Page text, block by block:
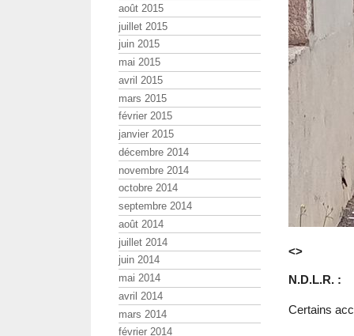
<>
N.D.L.R. :
Certains
août 2015
juillet 2015
juin 2015
mai 2015
avril 2015
mars 2015
février 2015
janvier 2015
décembre 2014
novembre 2014
octobre 2014
septembre 2014
août 2014
juillet 2014
juin 2014
mai 2014
avril 2014
mars 2014
février 2014